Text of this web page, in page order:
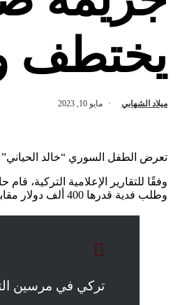
يختطف
ميلاد الشهابي مايو 10, 2023
تعرض الطفل السوري “خالد الحياني”
وطلب فدية قدرها 400 ألف دولار مقابل إطلاق سراحه. وبسبب عدم دفع العائلة المبلغ المطلوب، قام الجاني بقتل الطفل عن طريق الخنق، وألقى جثته في قبو المبنى.
تركي في مرسين